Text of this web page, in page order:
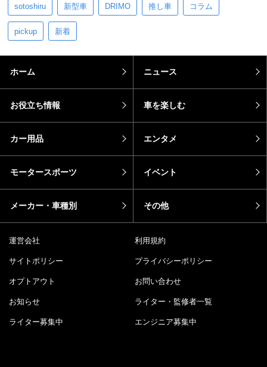
sotoshiru 新型車 DRIMO 推し車 コラム
pickup 新着
ホーム ニュース
お役立ち情報 車を楽しむ
カー用品 エンタメ
モータースポーツ イベント
メーカー・車種別 その他
運営会社 利用規約
サイトポリシー プライバシーポリシー
オプトアウト お問い合わせ
お知らせ ライター・監修者一覧
ライター募集中 エンジニア募集中